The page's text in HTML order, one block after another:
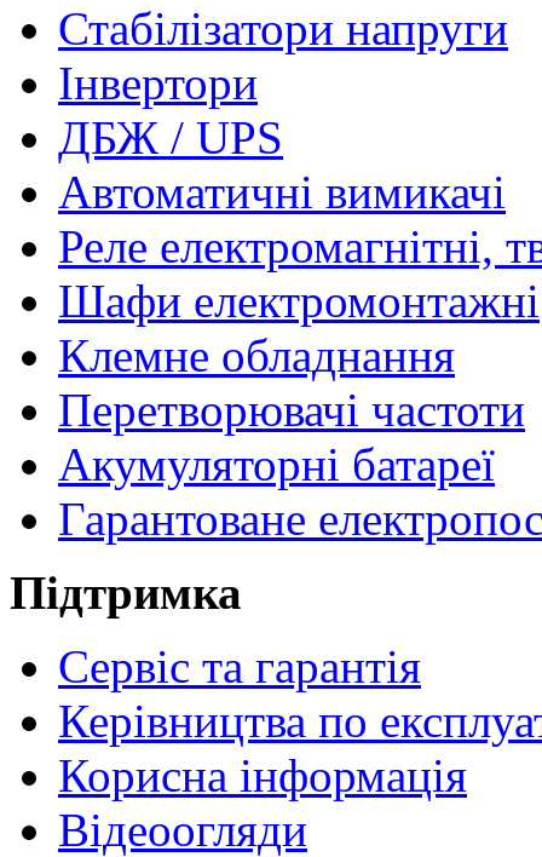
Стабілізатори напруги
Інвертори
ДБЖ / UPS
Автоматичні вимикачі
Реле електромагнітні,
Шафи електромонтажні
Клемне обладнання
Перетворювачі частоти
Акумуляторні батареї
Гарантоване
Підтримка
Сервіс та гарантія
Керівництва по
Корисна інформація
Відеоогляди